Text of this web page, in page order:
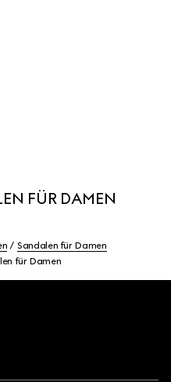
FÜR DAMEN
Sandalen für Damen
für Damen